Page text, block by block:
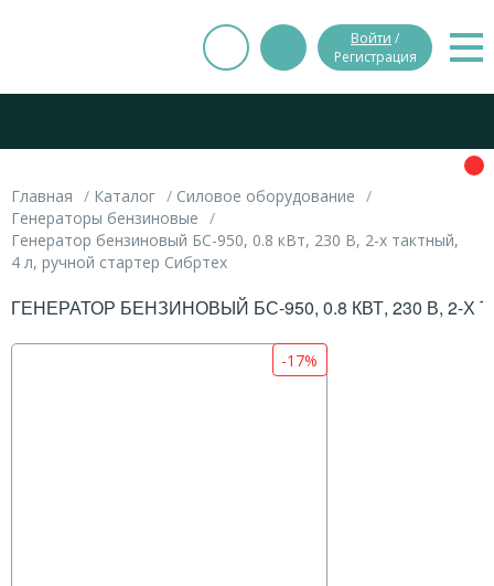
Войти /
Регистрация
Главная Каталог
Силовое оборудование
Генераторы бензиновые
Генератор бензиновый БС-950, 0.8 кВт, 230 В, 2-х тактный,
4 л, ручной стартер Сибртех
ГЕНЕРАТОР БЕНЗИНОВЫЙ БС-950, 0.8 КВТ, 230 В, 2-
-17%